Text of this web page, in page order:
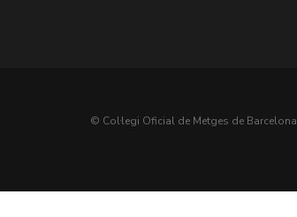
© Col·legi Oficial de Metges de Barcelona